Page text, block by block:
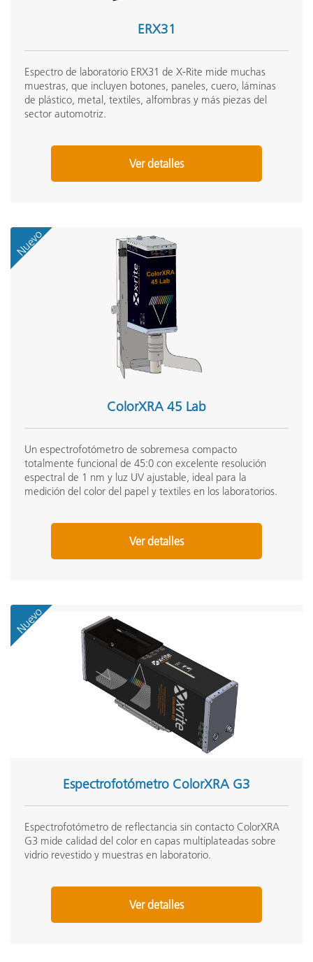
ERX31
Espectro de laboratorio ERX31 de X-Rite mide muchas
muestras, que incluyen botones, paneles, cuero, láminas
de plástico, metal, textiles, alfombras y más piezas del
sector automotriz.
Ver detalles
Nuevo
ColorXRA 45 Lab
Un espectrofotómetro de sobremesa compacto
totalmente funcional de 45:0 con excelente resolución
espectral de 1 nm y luz UV ajustable, ideal para la
medición del color del papel y textiles en los laboratorios.
Ver detalles
Nuevo
Espectrofotómetro ColorXRA G3
Espectrofotómetro de reflectancia sin contacto ColorXRA
G3 mide calidad del color en capas multiplateadas sobre
vidrio revestido y muestras en laboratorio.
Ver detalles